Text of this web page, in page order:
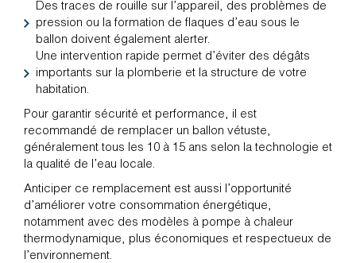
Des traces de rouille sur l’appareil, des problèmes de
pression ou la formation de flaques d’eau sous le
ballon doivent également alerter.
Une intervention rapide permet d’éviter des dégâts
importants sur la plomberie et la structure de votre
habitation.
Pour garantir sécurité et performance, il est
recommandé de remplacer un ballon vétuste,
généralement tous les 10 à 15 ans selon la technologie et
la qualité de l’eau locale.
Anticiper ce remplacement est aussi l’opportunité
d’améliorer votre consommation énergétique,
notamment avec des modèles à pompe à chaleur
thermodynamique, plus économiques et respectueux de
l’environnement.